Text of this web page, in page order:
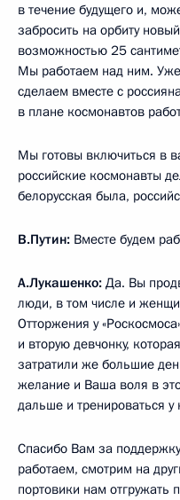
в течение будущего и,
забросить на орбиту
возможностью 25
Мы работаем над ним.
сделаем вместе с
в плане космонавтов
Мы готовы включиться в
российские космонавты
белорусская была,
В.Путин: Вместе будем
А.Лукашенко: Да. Вы
люди, в том числе и
Отторжения у
и вторую девчонку,
затратили же большие
желание и Ваша воля в
дальше и тренироваться у
Спасибо Вам за
работаем, смотрим на
портовики нам отгружать